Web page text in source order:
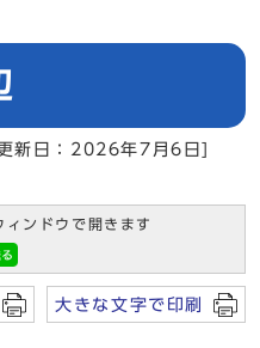
新日：2026年7月6日]
ンドウで開きます
大きな文字で印刷